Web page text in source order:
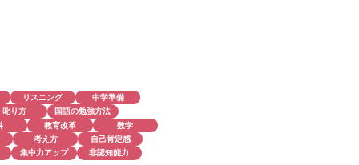
リスニング
中学準備
叱り方
国語の勉強方法
教育改革
数学
考え方
自己肯定感
集中力アップ
非認知能力